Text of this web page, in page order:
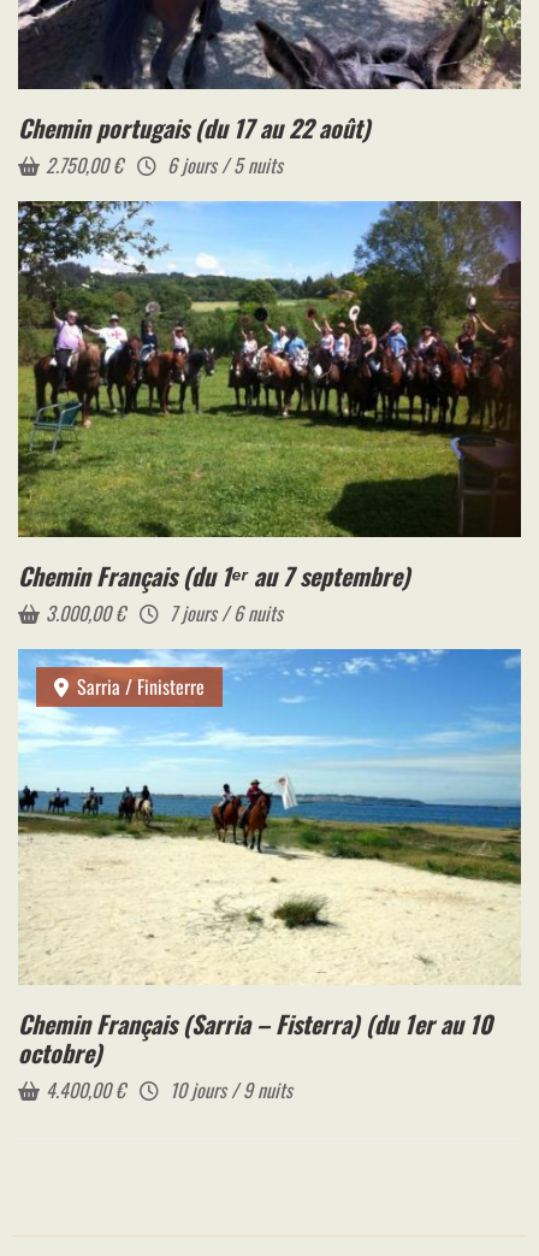
Chemin portugais (du 17 au 22 août)
2.750,00€ 6 jours / 5 nuits
Chemin Français (du 1ᵉʳ au 7 septembre)
3.000,00€ 7 jours / 6 nuits
Sarria / Finisterre
Chemin Français (Sarria – Fisterra) (du 1er au 10
octobre)
4.400,00€ 10 jours / 9 nuits